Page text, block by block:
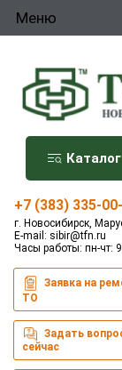
Меню
Каталог
+7 (383) 335-
г. Новосибирск,
E-mail: sibir@tfn.ru
Часы работы: пн-чт:
Заявка на
ТО
Задать
сейчас